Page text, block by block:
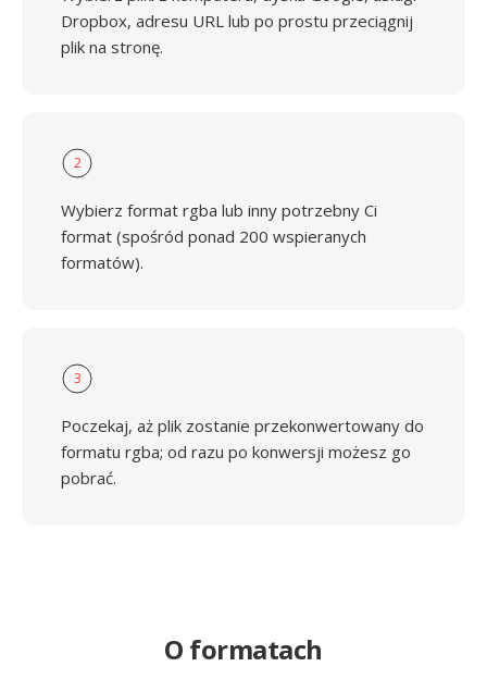
Dropbox, adresu URL lub po prostu przeciągnij
plik na stronę.
2
Wybierz format rgba lub inny potrzebny Ci
format (spośród ponad 200 wspieranych
formatów).
3
Poczekaj, aż plik zostanie przekonwertowany do
formatu rgba; od razu po konwersji możesz go
pobrać.
O formatach